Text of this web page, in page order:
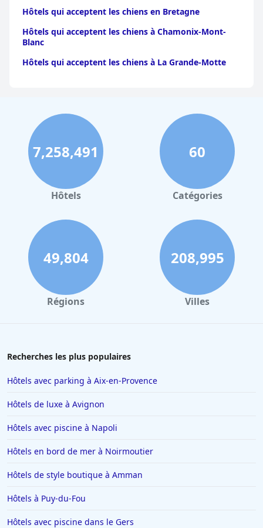
Hôtels qui acceptent les chiens en Bretagne
Hôtels qui acceptent les chiens à Chamonix-Mont-
Blanc
Hôtels qui acceptent les chiens à La Grande-Motte
Hôtels qui acceptent les chiens à Lyon
Hôtels qui acceptent les chiens à Dieppe
Hôtels qui acceptent les chiens à Troyes
Hôtels qui acceptent les chiens en Basse-Normandie
Hôtels qui acceptent les chiens à Sarlat-la-Caneda
Hôtels qui acceptent les chiens à Arcachon
Hôtels qui acceptent les chiens dans Roses
Hôtels qui acceptent les chiens dans les Vosges
Hôtels qui acceptent les chiens à Bergerac
Hôtels qui acceptent les chiens à Orléans
Hôtels qui acceptent les chiens à Quimper
7,258,491
Hôtels
60
Catégories
49,804
Régions
208,995
Villes
Recherches les plus populaires
Hôtels avec parking à Aix-en-Provence
Hôtels de luxe à Avignon
Hôtels avec piscine à Napoli
Hôtels en bord de mer à Noirmoutier
Hôtels de style boutique à Amman
Hôtels à Puy-du-Fou
Hôtels avec piscine dans le Gers